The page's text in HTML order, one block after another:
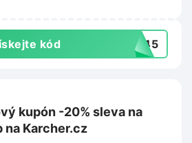
kód AR45
kupón -20% sleva na
na Karcher.cz